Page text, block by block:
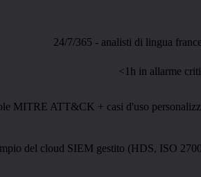
24/7/365 - analisti di lingua
<1h in allarme
MITRE ATT&CK + casi d'uso
del cloud SIEM gestito (HDS, ISO